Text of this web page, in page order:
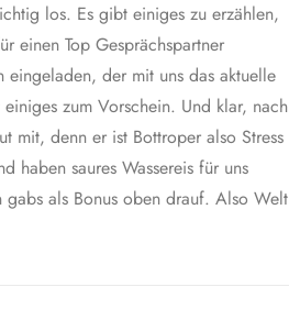
los. Es gibt einiges zu erzählen,
einen Top Gesprächspartner
der mit uns das aktuelle
zum Vorschein. Und klar, nach
mit, denn er ist Bottroper also Stress
haben saures Wassereis für uns
als Bonus oben drauf. Also Welt